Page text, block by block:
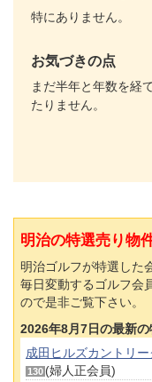
特にありません。
お気づきの点
まだ半年と年数を経
たりません。
明治の特選売り物
明治ゴルフが特選した
毎日変動するゴルフ会
ので是非ご覧下さい。
2026年8月7日の最新
成田ヒルズカントリ
130 (婦人正会員)